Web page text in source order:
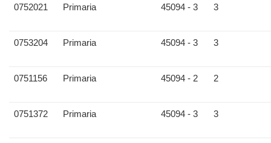
0752021 Primaria 45094 - 3 3
0753204 Primaria 45094 - 3 3
0751156 Primaria 45094 - 2 2
0751372 Primaria 45094 - 3 3